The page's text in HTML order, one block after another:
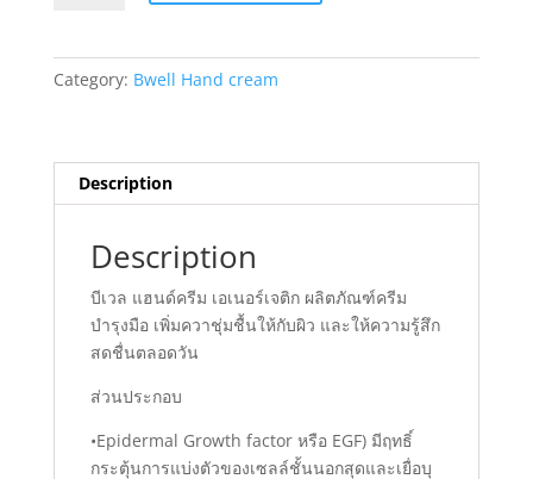
Category: Bwell Hand cream
Description
Description
บีเวล แฮนด์ครีม เอเนอร์เจติก ผลิตภัณฑ์ครีม
บำรุงมือ เพิ่มควาชุ่มชื้นให้กับผิว และให้ความรู้สึก
สดชื่นตลอดวัน
ส่วนประกอบ
•Epidermal Growth factor หรือ EGF) มีฤทธิ์
กระตุ้นการแบ่งตัวของเซลล์ชั้นนอกสุดและเยื่อบุ